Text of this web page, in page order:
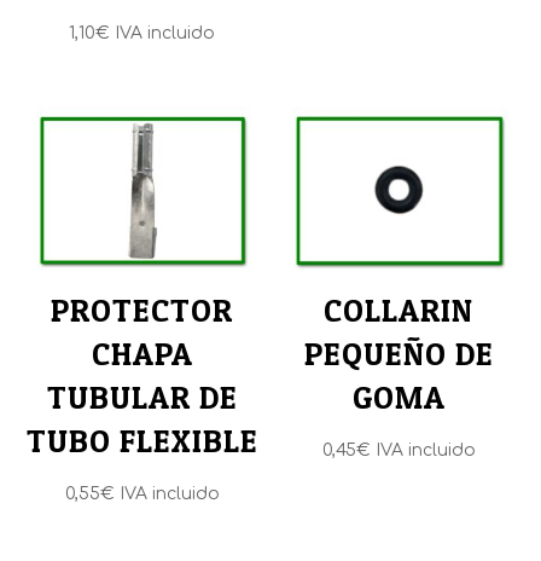
1,10€ IVA incluido
hasta
PROTECTOR
CHAPA
TUBULAR DE
TUBO FLEXIBLE
0,55€ IVA incluido
COLLARIN
PEQUEÑO DE
GOMA
0,45€ IVA incluido